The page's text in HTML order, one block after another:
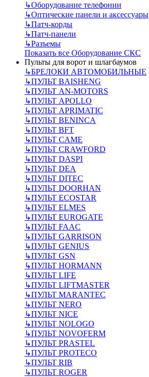
↳Оборудование телефонии
↳Оптические панели и аксессуары
↳Патч-корды
↳Патч-панели
↳Разъемы
Показать все Оборудование СКС
Пульты для ворот и шлагбаумов
↳БРЕЛОКИ АВТОМОБИЛЬНЫЕ
↳ПУЛЬТ BAISHENG
↳ПУЛЬТ AN-MOTORS
↳ПУЛЬТ APOLLO
↳ПУЛЬТ APRIMATIC
↳ПУЛЬТ BENINCA
↳ПУЛЬТ BFT
↳ПУЛЬТ CAME
↳ПУЛЬТ CRAWFORD
↳ПУЛЬТ DASPI
↳ПУЛЬТ DEA
↳ПУЛЬТ DITEC
↳ПУЛЬТ DOORHAN
↳ПУЛЬТ ECOSTAR
↳ПУЛЬТ ELMES
↳ПУЛЬТ EUROGATE
↳ПУЛЬТ FAAC
↳ПУЛЬТ GARRISON
↳ПУЛЬТ GENIUS
↳ПУЛЬТ GSN
↳ПУЛЬТ HORMANN
↳ПУЛЬТ LIFE
↳ПУЛЬТ LIFTMASTER
↳ПУЛЬТ MARANTEC
↳ПУЛЬТ NERO
↳ПУЛЬТ NICE
↳ПУЛЬТ NOLOGO
↳ПУЛЬТ NOVOFERM
↳ПУЛЬТ PRASTEL
↳ПУЛЬТ PROTECO
↳ПУЛЬТ RIB
↳ПУЛЬТ ROGER